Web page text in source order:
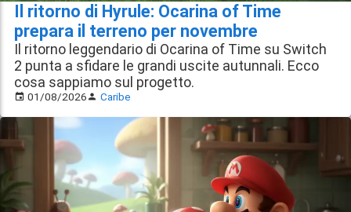
Il ritorno di Hyrule: Ocarina of Time
prepara il terreno per novembre
Il ritorno leggendario di Ocarina of Time su Switch
2 punta a sfidare le grandi uscite autunnali. Ecco
cosa sappiamo sul progetto.
01/08/2026 Caribe